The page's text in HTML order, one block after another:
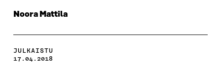
Noora Mattila
JULKAISTU
17.04.2018